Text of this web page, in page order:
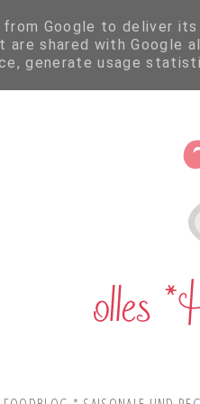
Google to deliver
are shared with
generate usage